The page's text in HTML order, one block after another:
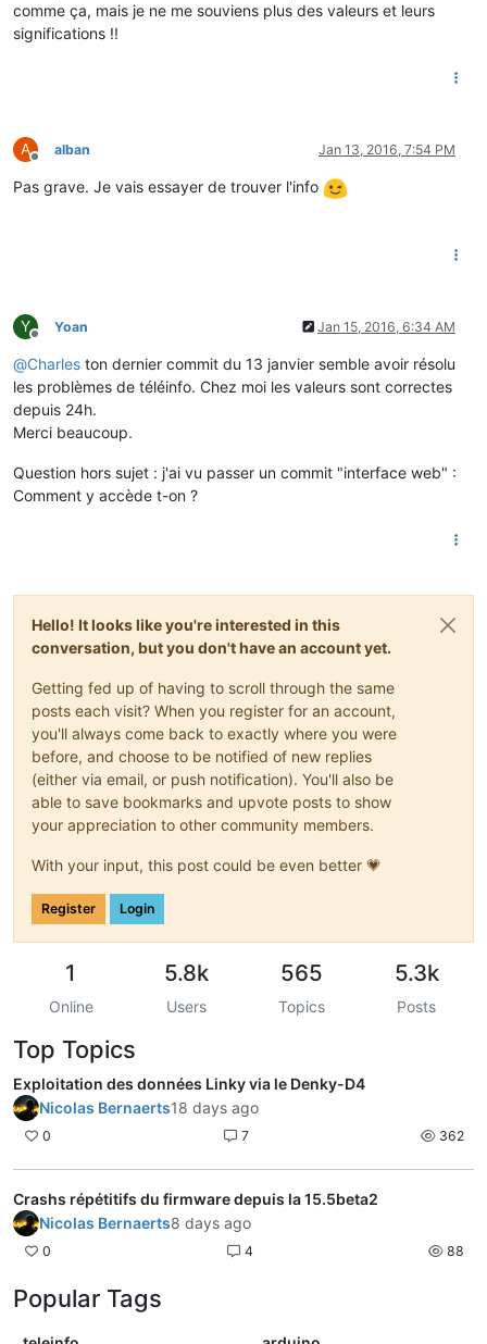
comme ça, mais je ne me souviens plus des valeurs et leurs
significations !!
A
Offline
alban Jan 13, 2016, 7:54 PM
Pas grave. Je vais essayer de trouver l'info
Y
Offline
Yoan Jan 15, 2016, 6:34 AM
@Charles ton dernier commit du 13 janvier semble avoir résolu
les problèmes de téléinfo. Chez moi les valeurs sont correctes
depuis 24h.
Merci beaucoup.
Question hors sujet : j'ai vu passer un commit "interface web" :
Comment y accède t-on ?
Hello! It looks like you're interested in this
conversation, but you don't have an account yet.
Getting fed up of having to scroll through the same
posts each visit? When you register for an account,
you'll always come back to exactly where you were
before, and choose to be notified of new replies
(either via email, or push notification). You'll also be
able to save bookmarks and upvote posts to show
your appreciation to other community members.
With your input, this post could be even better 💗
Register Login
1
Online
5.8k
Users
565
Topics
5.3k
Posts
Top Topics
Exploitation des données Linky via le Denky-D4
Nicolas Bernaerts18 days ago
0 7 362
Crashs répétitifs du firmware depuis la 15.5beta2
Nicolas Bernaerts8 days ago
0 4 88
Popular Tags